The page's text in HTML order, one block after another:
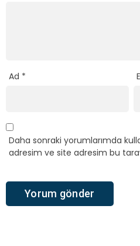
Ad *
Daha sonraki yorumlarımda
adresim ve site adresim bu